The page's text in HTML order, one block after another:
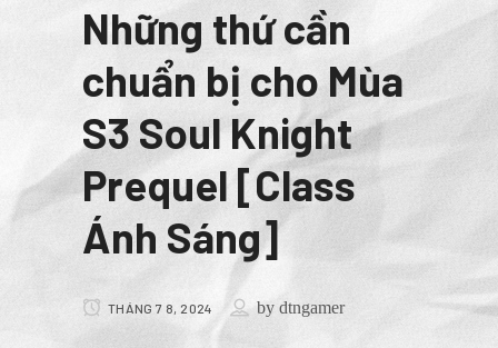
Những thứ cần
chuẩn bị cho Mùa
S3 Soul Knight
Prequel [Class
Ánh Sáng]
THÁNG 7 8, 2024 by dtngamer